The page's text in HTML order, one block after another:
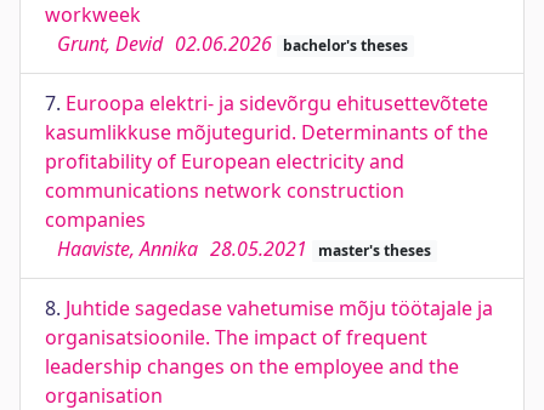
workweek
Grunt, Devid 02.06.2026 bachelor's theses
7. Euroopa elektri- ja sidevõrgu ehitusettevõtete
kasumlikkuse mõjutegurid. Determinants of the
profitability of European electricity and
communications network construction
companies
Haaviste, Annika 28.05.2021 master's theses
8. Juhtide sagedase vahetumise mõju töötajale ja
organisatsioonile. The impact of frequent
leadership changes on the employee and the
organisation